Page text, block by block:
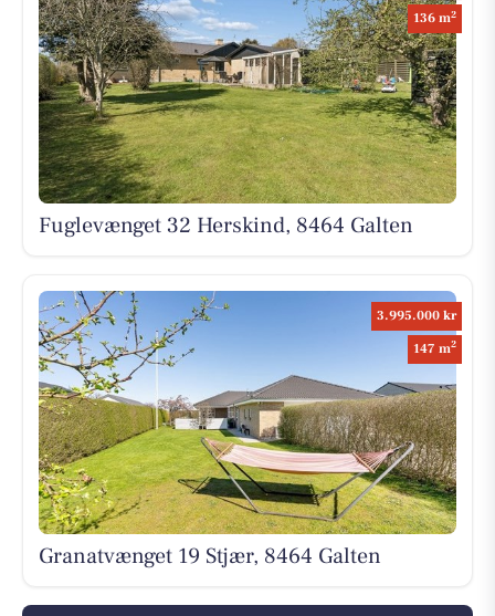
136 m2
Fuglevænget 32 Herskind, 8464 Galten
3.995.000 kr
147 m2
Granatvænget 19 Stjær, 8464 Galten